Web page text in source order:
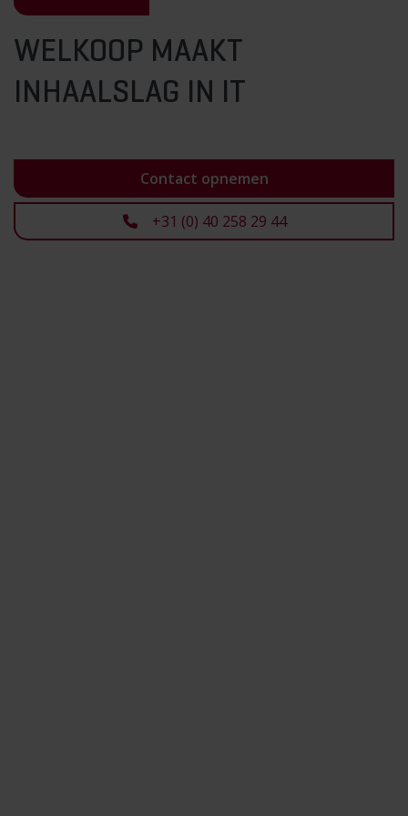
WELKOOP MAAKT
INHAALSLAG IN IT
Contact opnemen
+31 (0) 40 258 29 44